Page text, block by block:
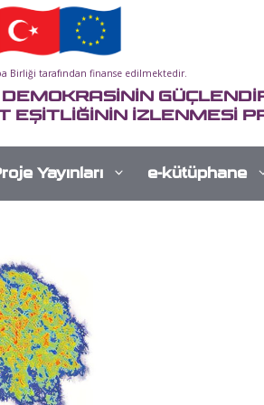
Birliği tarafından finanse edilmektedir.
EŞİTLİĞİNİN İZLENMESİ
Yayınları e-kütüphane